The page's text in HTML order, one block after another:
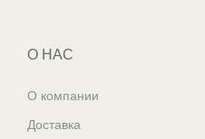
О НАС
О компании
Доставка